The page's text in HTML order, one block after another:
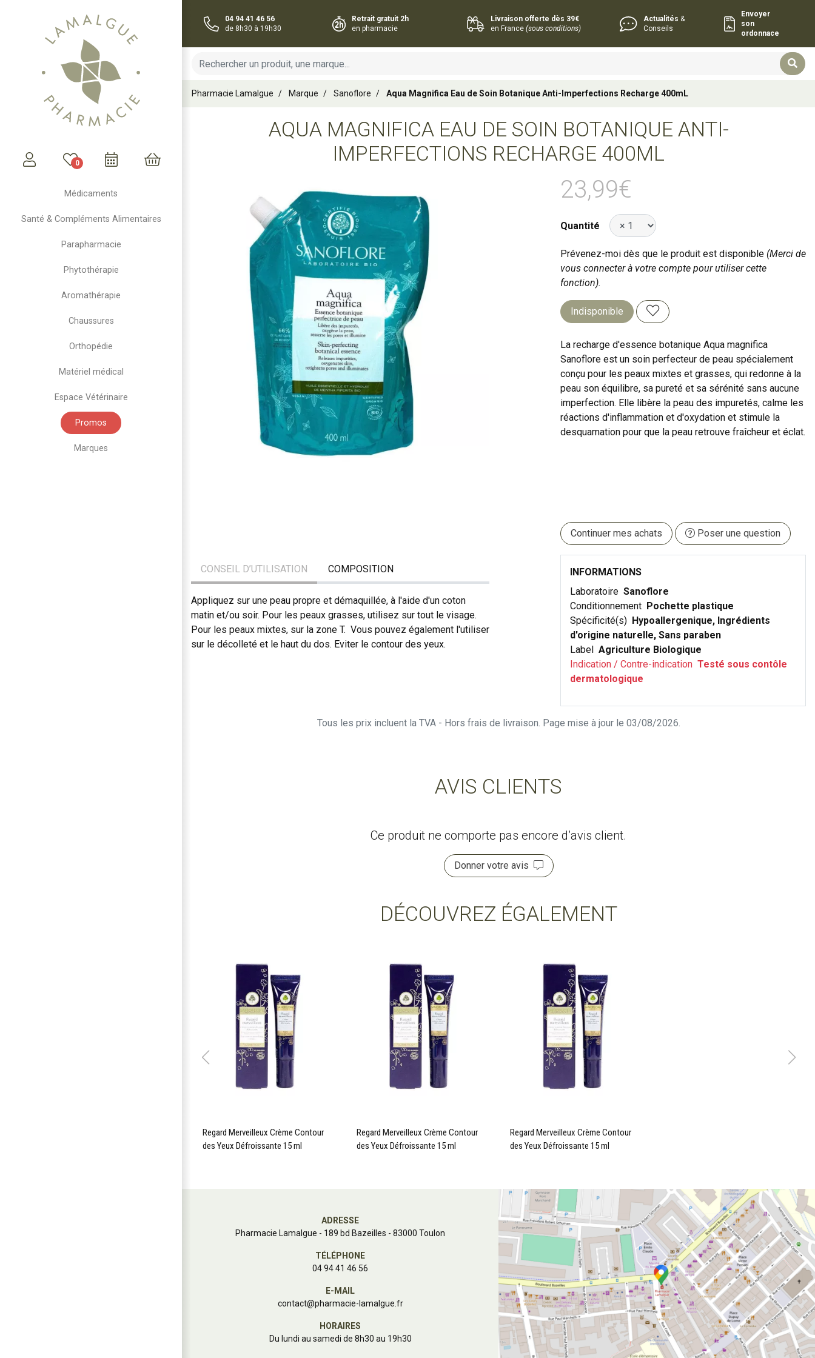
0
Médicaments
Santé & Compléments Alimentaires
Parapharmacie
Phytothérapie
Aromathérapie
Chaussures
Orthopédie
Matériel médical
Espace Vétérinaire
Promos
Marques
04 94 41 46 56
de 8h30 à 19h30
Retrait gratuit 2h
en pharmacie
Livraison offerte dès 39€
en France(sous conditions)
Actualités &
Conseils
Envoyer
son
ordonnace
Pharmacie Lamalgue Marque Sanoflore Aqua Magnifica Eau de Soin Botanique Anti-Imperfections Recharge 400mL
AQUA MAGNIFICA EAU DE SOIN BOTANIQUE ANTI-
IMPERFECTIONS RECHARGE 400ML
23,99€
Quantité
Prévenez-moi dès que le produit est disponible (Merci de
vous connecter à votre compte pour utiliser cette
fonction).
Indisponible
La recharge d'essence botanique Aqua magnifica
Sanoflore est un soin perfecteur de peau spécialement
conçu pour les peaux mixtes et grasses, qui redonne à la
peau son équilibre, sa pureté et sa sérénité sans aucune
imperfection. Elle libère la peau des impuretés, calme les
réactions d'inflammation et d'oxydation et stimule la
desquamation pour que la peau retrouve fraîcheur et éclat.
Continuer mes achats Poser une question
CONSEIL D’UTILISATION COMPOSITION
Appliquez sur une peau propre et démaquillée, à l'aide d'un coton
matin et/ou soir. Pour les peaux grasses, utilisez sur tout le visage.
Pour les peaux mixtes, sur la zone T. Vous pouvez également l'utiliser
sur le décolleté et le haut du dos. Eviter le contour des yeux.
INFORMATIONS
Laboratoire Sanoflore
Conditionnement Pochette plastique
Spécificité(s) Hypoallergenique, Ingrédients
d'origine naturelle, Sans paraben
Label Agriculture Biologique
Indication / Contre-indication Testé sous contôle
dermatologique
Tous les prix incluent la TVA - Hors frais de livraison. Page mise à jour le 03/08/2026.
AVIS CLIENTS
Ce produit ne comporte pas encore d’avis client.
Donner votre avis
DÉCOUVREZ ÉGALEMENT
Regard Merveilleux Crème Contour
des Yeux Défroissante 15 ml
Regard Merveilleux Crème Contour
des Yeux Défroissante 15 ml
Regard Merveilleux Crème Contour
des Yeux Défroissante 15 ml
ADRESSE
Pharmacie Lamalgue - 189 bd Bazeilles - 83000 Toulon
TÉLÉPHONE
04 94 41 46 56
E-MAIL
contact@pharmacie-lamalgue.fr
HORAIRES
Du lundi au samedi de 8h30 au 19h30